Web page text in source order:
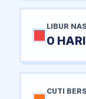
LIBUR
0 HARI
CUTI